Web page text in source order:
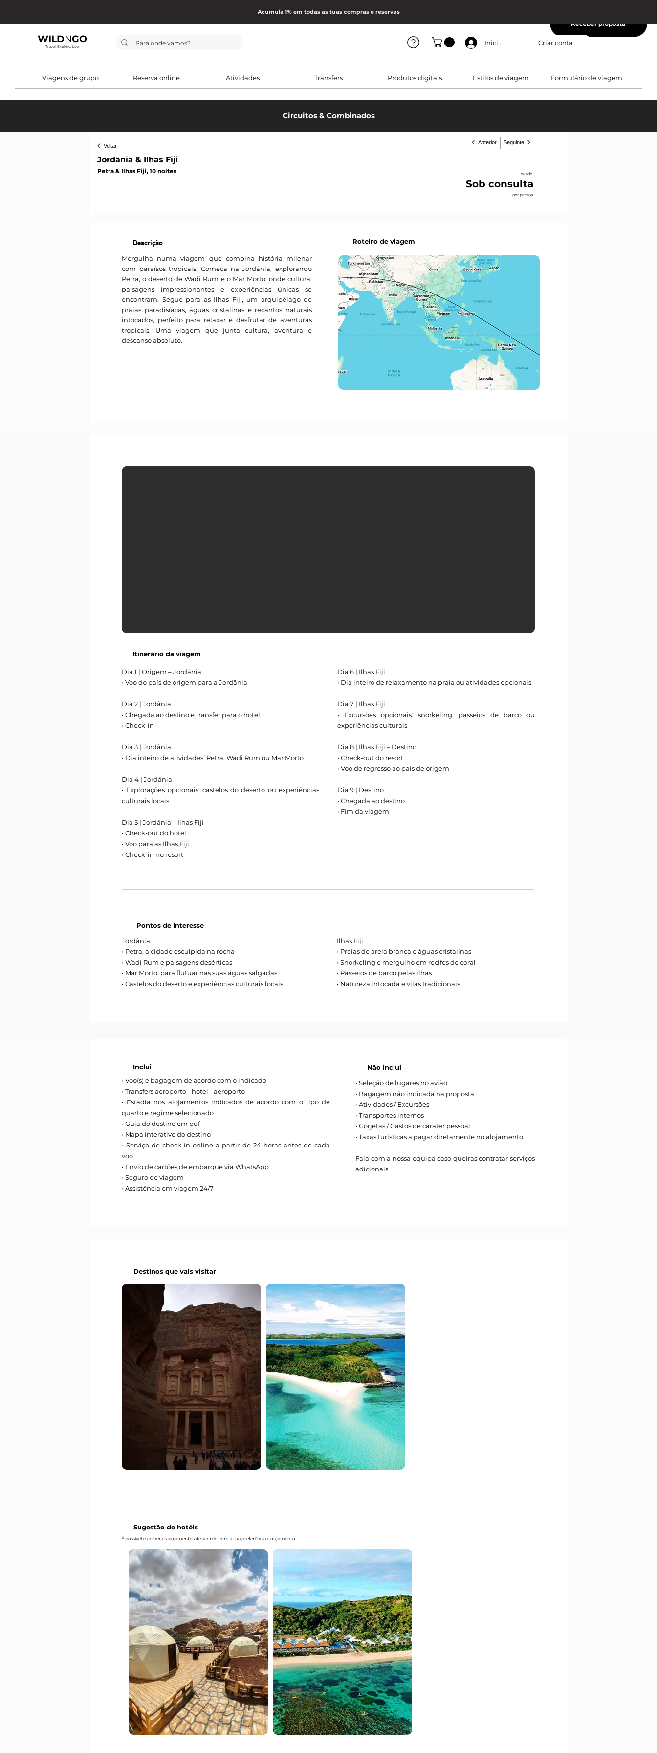
Acumula 1% em todas as tuas compras e reservas
WILDNGO
Travel. Explore. Live.
Iniciar sessão Criar conta
Viagens de grupo Reserva online Atividades Transfers Produtos digitais Estilos de viagem Formulário de viagem
Receber proposta
Circuitos & Combinados
Voltar
Seguinte
Anterior
Jordânia & Ilhas Fiji
Petra & Ilhas Fiji, 10 noites desde
Sob consulta
por pessoa
Descrição
Mergulha numa viagem que combina história milenar
com paraísos tropicais. Começa na Jordânia, explorando
Petra, o deserto de Wadi Rum e o Mar Morto, onde cultura,
paisagens impressionantes e experiências únicas se
encontram. Segue para as Ilhas Fiji, um arquipélago de
praias paradisíacas, águas cristalinas e recantos naturais
intocados, perfeito para relaxar e desfrutar de aventuras
tropicais. Uma viagem que junta cultura, aventura e
descanso absoluto.
Roteiro de viagem
Itinerário da viagem
Dia 1 | Origem – Jordânia
• Voo do país de origem para a Jordânia
Dia 2 | Jordânia
• Chegada ao destino e transfer para o hotel
• Check-in
Dia 3 | Jordânia
• Dia inteiro de atividades: Petra, Wadi Rum ou Mar Morto
Dia 4 | Jordânia
• Explorações opcionais: castelos do deserto ou experiências
culturais locais
Dia 5 | Jordânia – Ilhas Fiji
• Check-out do hotel
• Voo para as Ilhas Fiji
• Check-in no resort
Dia 6 | Ilhas Fiji
• Dia inteiro de relaxamento na praia ou atividades opcionais
Dia 7 | Ilhas Fiji
• Excursões opcionais: snorkeling, passeios de barco ou
experiências culturais
Dia 8 | Ilhas Fiji – Destino
• Check-out do resort
• Voo de regresso ao país de origem
Dia 9 | Destino
• Chegada ao destino
• Fim da viagem
Pontos de interesse
Jordânia
• Petra, a cidade esculpida na rocha
• Wadi Rum e paisagens desérticas
• Mar Morto, para flutuar nas suas águas salgadas
• Castelos do deserto e experiências culturais locais
Ilhas Fiji
• Praias de areia branca e águas cristalinas
• Snorkeling e mergulho em recifes de coral
• Passeios de barco pelas ilhas
• Natureza intocada e vilas tradicionais
Inclui
• Voo(s) e bagagem de acordo com o indicado
• Transfers aeroporto - hotel - aeroporto
• Estadia nos alojamentos indicados de acordo com o tipo de
quarto e regime selecionado
• Guia do destino em pdf
• Mapa interativo do destino
• Serviço de check-in online a partir de 24 horas antes de cada
voo
• Envio de cartões de embarque via WhatsApp
• Seguro de viagem
• Assistência em viagem 24/7
Não inclui
• Seleção de lugares no avião
• Bagagem não indicada na proposta
• Atividades / Excursões
• Transportes internos
• Gorjetas / Gastos de caráter pessoal
• Taxas turísticas a pagar diretamente no alojamento
Fala com a nossa equipa caso queiras contratar serviços
adicionais
Destinos que vais visitar
Sugestão de hotéis
É possível escolher os alojamentos de acordo com a tua preferência e orçamento